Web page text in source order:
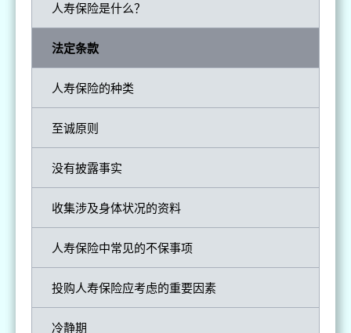
冷静期
投购人寿保险应考虑的重要因素
人寿保险中常见的不保事项
收集涉及身体状况的资料
没有披露事实
至诚原则
人寿保险的种类
法定条款
人寿保险是什么？